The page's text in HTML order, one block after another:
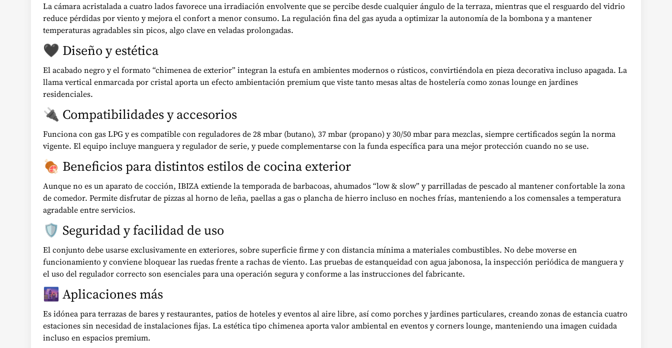
La cámara acristalada a cuatro lados favorece una irradiación envolvente que se percibe desde cualquier ángulo de la terraza, mientras que el resguardo del vidrio
reduce pérdidas por viento y mejora el confort a menor consumo. La regulación fina del gas ayuda a optimizar la autonomía de la bombona y a mantener
temperaturas agradables sin picos, algo clave en veladas prolongadas.
🖤 Diseño y estética
El acabado negro y el formato “chimenea de exterior” integran la estufa en ambientes modernos o rústicos, convirtiéndola en pieza decorativa incluso apagada. La
llama vertical enmarcada por cristal aporta un efecto ambientación premium que viste tanto mesas altas de hostelería como zonas lounge en jardines
residenciales.
🔌 Compatibilidades y accesorios
Funciona con gas LPG y es compatible con reguladores de 28 mbar (butano), 37 mbar (propano) y 30/50 mbar para mezclas, siempre certificados según la norma
vigente. El equipo incluye manguera y regulador de serie, y puede complementarse con la funda específica para una mejor protección cuando no se use.
🍖 Beneficios para distintos estilos de cocina exterior
Aunque no es un aparato de cocción, IBIZA extiende la temporada de barbacoas, ahumados “low & slow” y parrilladas de pescado al mantener confortable la zona
de comedor. Permite disfrutar de pizzas al horno de leña, paellas a gas o plancha de hierro incluso en noches frías, manteniendo a los comensales a temperatura
agradable entre servicios.
🛡️ Seguridad y facilidad de uso
El conjunto debe usarse exclusivamente en exteriores, sobre superficie firme y con distancia mínima a materiales combustibles. No debe moverse en
funcionamiento y conviene bloquear las ruedas frente a rachas de viento. Las pruebas de estanqueidad con agua jabonosa, la inspección periódica de manguera y
el uso del regulador correcto son esenciales para una operación segura y conforme a las instrucciones del fabricante.
🌆 Aplicaciones más
Es idónea para terrazas de bares y restaurantes, patios de hoteles y eventos al aire libre, así como porches y jardines particulares, creando zonas de estancia cuatro
estaciones sin necesidad de instalaciones fijas. La estética tipo chimenea aporta valor ambiental en eventos y corners lounge, manteniendo una imagen cuidada
incluso en espacios premium.